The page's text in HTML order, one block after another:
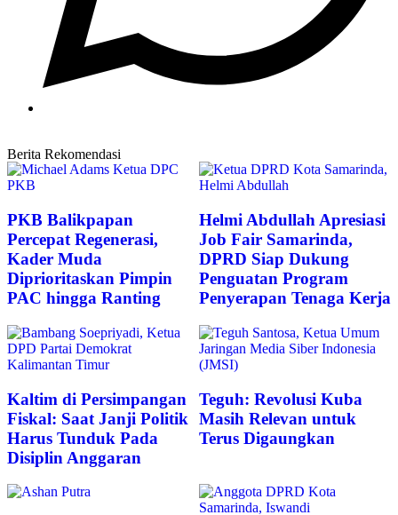
Berita Rekomendasi
PKB Balikpapan
Percepat Regenerasi,
Kader Muda
Diprioritaskan Pimpin
PAC hingga Ranting
Helmi Abdullah Apresiasi
Job Fair Samarinda,
DPRD Siap Dukung
Penguatan Program
Penyerapan Tenaga Kerja
Kaltim di Persimpangan
Fiskal: Saat Janji Politik
Harus Tunduk Pada
Disiplin Anggaran
Teguh: Revolusi Kuba
Masih Relevan untuk
Terus Digaungkan